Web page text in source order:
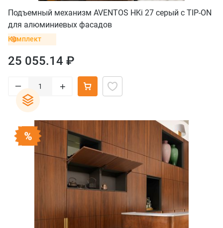
Подъемный механизм AVENTOS HKi 27 серый с TIP-ON
для алюминиевых фасадов
Комплект
25 055.14 ₽
– +